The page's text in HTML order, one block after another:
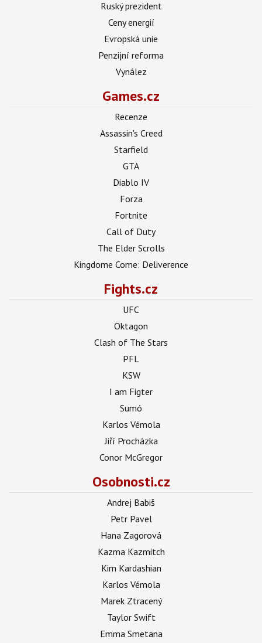
Ruský prezident
Ceny energií
Evropská unie
Penzijní reforma
Vynález
Games.cz
Recenze
Assassin's Creed
Starfield
GTA
Diablo IV
Forza
Fortnite
Call of Duty
The Elder Scrolls
Kingdome Come: Deliverence
Fights.cz
UFC
Oktagon
Clash of The Stars
PFL
KSW
I am Figter
Sumó
Karlos Vémola
Jiří Procházka
Conor McGregor
Osobnosti.cz
Andrej Babiš
Petr Pavel
Hana Zagorová
Kazma Kazmitch
Kim Kardashian
Karlos Vémola
Marek Ztracený
Taylor Swift
Emma Smetana